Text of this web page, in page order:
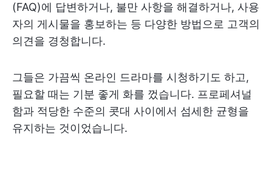
(FAQ)에 답변하거나, 불만 사항을 해결하거나, 사용
자의 게시물을 홍보하는 등 다양한 방법으로 고객의
의견을 경청합니다.
그들은 가끔씩 온라인 드라마를 시청하기도 하고,
필요할 때는 기분 좋게 화를 껐습니다. 프로페셔널
함과 적당한 수준의 콧대 사이에서 섬세한 균형을
유지하는 것이었습니다.